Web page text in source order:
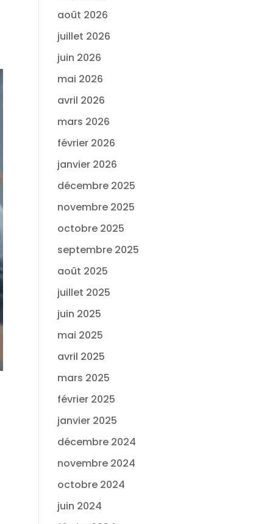
août 2026
juillet 2026
juin 2026
mai 2026
avril 2026
mars 2026
février 2026
janvier 2026
décembre 2025
novembre 2025
octobre 2025
septembre 2025
août 2025
juillet 2025
juin 2025
mai 2025
avril 2025
mars 2025
février 2025
janvier 2025
décembre 2024
novembre 2024
octobre 2024
juin 2024